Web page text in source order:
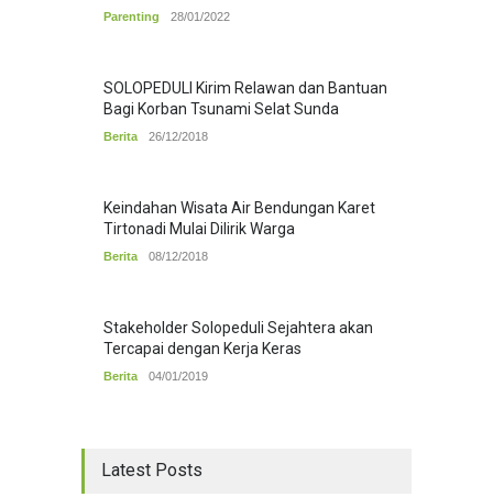
Parenting 28/01/2022
SOLOPEDULI Kirim Relawan dan Bantuan
Bagi Korban Tsunami Selat Sunda
Berita 26/12/2018
Keindahan Wisata Air Bendungan Karet
Tirtonadi Mulai Dilirik Warga
Berita 08/12/2018
Stakeholder Solopeduli Sejahtera akan
Tercapai dengan Kerja Keras
Berita 04/01/2019
Latest Posts